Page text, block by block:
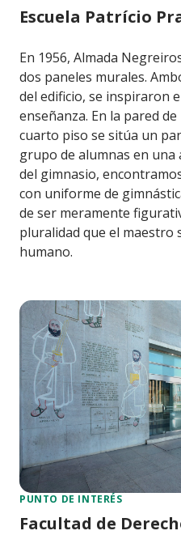
Escuela Patrício
En 1956, Almada
dos paneles murales.
del edificio, se inspiraron
enseñanza. En la pared
cuarto piso se sitúa un
grupo de alumnas en una
del gimnasio,
con uniforme de
de ser meramente
pluralidad que el maestro
humano.
PUNTO DE INTERÉS
Facultad de